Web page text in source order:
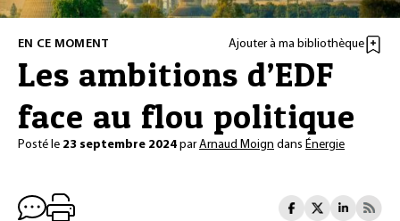
EN CE MOMENT Ajouter à ma bibliothèque
Les ambitions d’EDF
face au flou politique
Posté le 23 septembre 2024 parArnaud Moign dans Énergie